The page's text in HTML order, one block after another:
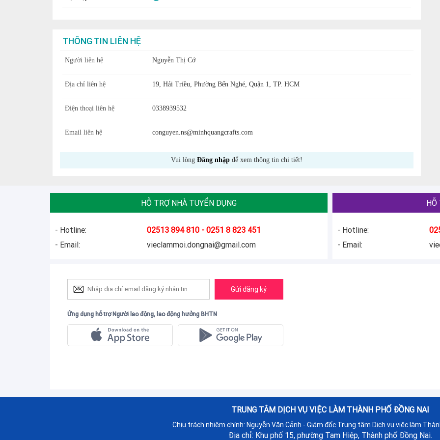
THÔNG TIN LIÊN HỆ
Người liên hệ Nguyễn Thị Cớ
Địa chỉ liên hệ 19, Hải Triều, Phường Bến Nghé, Quận 1, TP. HCM
Điện thoại liên hệ 0338939532
Email liên hệ conguyen.ns@minhquangcrafts.com
Vui lòng Đăng nhập để xem thông tin chi tiết!
HỖ TRỢ NHÀ TUYỂN DỤNG
- Hotline:
02513 894 810 - 0251 8 823 451
- Email:
vieclammoi.dongnai@gmail.com
HỖ
- Hotline:
- Email:
Gửi đăng ký
Ứng dụng hỗ trợ Người lao động, lao động hưởng BHTN
TRUNG TÂM DỊCH VỤ VIỆC LÀM THÀNH PHỐ ĐỒNG NAI
Chịu trách nhiệm chính: Nguyễn Văn Cảnh - Giám đốc Trung tâm Dịch vụ việc làm
Địa chỉ: Khu phố 15, phường Tam Hiệp, Thành phố Đồng Nai.